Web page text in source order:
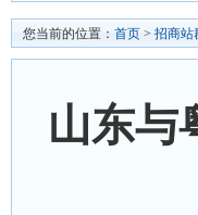
您当前的位置： 首页 > 招商站
山东与